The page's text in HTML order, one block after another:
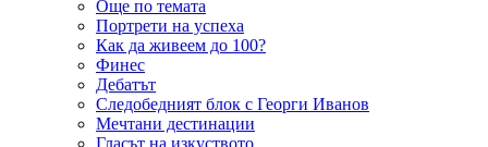
Още по темата
Портрети на успеха
Как да живеем до 100?
Финес
Дебатът
Следобедният блок с Георги Иванов
Мечтани дестинации
Гласът на изкуството